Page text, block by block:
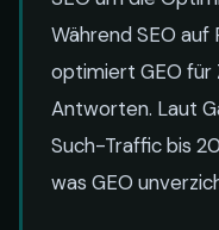
Während SEO auf
optimiert GEO für
Antworten. Laut
Such-Traffic bis
was GEO